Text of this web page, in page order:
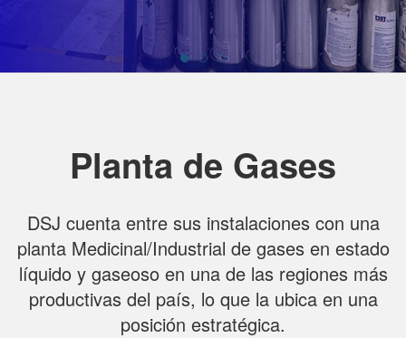
Planta de Gases
DSJ cuenta entre sus instalaciones con una
planta Medicinal/Industrial de gases en estado
líquido y gaseoso en una de las regiones más
productivas del país, lo que la ubica en una
posición estratégica.